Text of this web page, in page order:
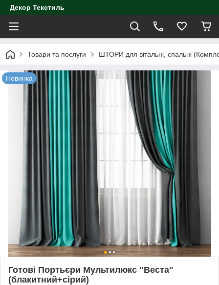
Декор Текстиль
Товари та послуги ШТОРИ для вітальні, спальні
Новинка
Готові Портьєри Мультилюкс "Веста"
(блакитний+сірий)